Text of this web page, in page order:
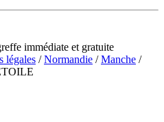
immédiate et gratuite
légales /Normandie /Manche /